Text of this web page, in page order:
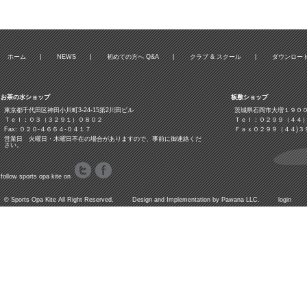
ホーム | NEWS | 初めての方へ Q&A | クラブ & スクール | ダウンロー
お茶の水ショップ
東京都千代田区神田小川町3‐24‐15第2川田ビル
Ｔｅｌ：０３（３２９１）０８０２
Fax: ０２０-４６６４-０４１７
営業日 火曜日・木曜日不在の場合がありますので、事前に御連絡くだ
さい。
follow sports opa kite on
板敷ショップ
茨城県石岡市大増１９０
Ｔｅｌ：０２９９（４４
Ｆａｘ０２９９（４４)３
©Sports Opa KiteAll Right Reserved. Design and Implementation byPawana LLC. login